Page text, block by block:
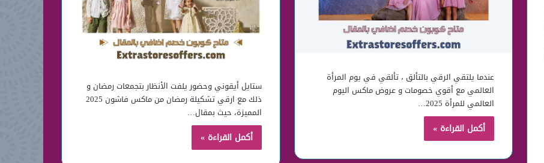
عندما يلتقي الرقي بالتألق ، تألقي في يوم المرأة
العالمي مع أقوي خصومات و عروض ماكس اليوم
العالمي للمرأة 2025…
أكمل القراءة »
ستايل أيقوني وحضور يلفت الأنظار بتجمعات رمضان و
ذلك مع ارقي تشكيلة رمضان من ماكس فاشون 2025
المميزة، حيث بمقال…
أكمل القراءة »